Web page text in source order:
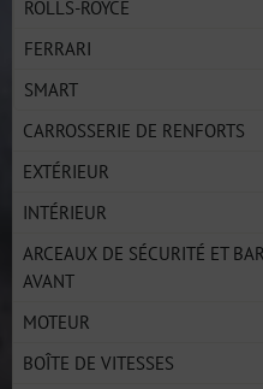
ROLLS-ROYCE
FERRARI
SMART
CARROSSERIE DE RENFORTS
EXTÉRIEUR
INTÉRIEUR
ARCEAUX DE SÉCURITÉ ET
AVANT
MOTEUR
BOÎTE DE VITESSES